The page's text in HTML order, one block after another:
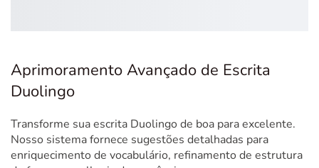
Aprimoramento Avançado de Escrita
Duolingo
Transforme sua escrita Duolingo de boa para excelente.
Nosso sistema fornece sugestões detalhadas para
enriquecimento de vocabulário, refinamento de estrutura